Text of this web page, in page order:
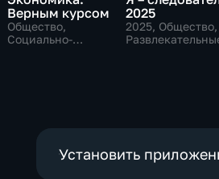
Верным курсом
Общество,
Социально-
2025
2025, Общество,
Установить